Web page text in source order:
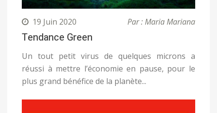
19 Juin 2020 Par : Maria Mariana
Tendance Green
Un tout petit virus de quelques microns a
réussi à mettre l’économie en pause, pour le
plus grand bénéfice de la planète...